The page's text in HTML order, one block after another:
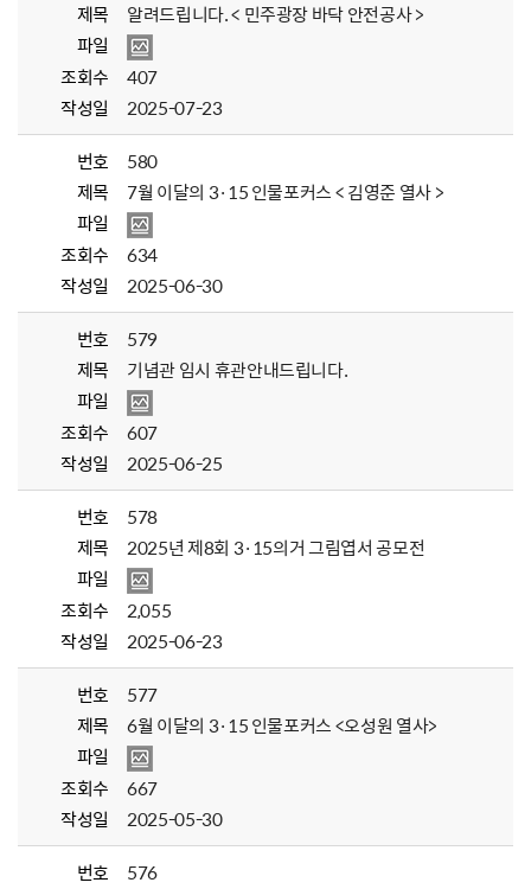
제목
알려드립니다. < 민주광장 바닥 안전공사 >
파일
조회수
407
작성일
2025-07-23
번호
580
제목
7월 이달의 3·15 인물포커스 < 김영준 열사 >
파일
조회수
634
작성일
2025-06-30
번호
579
제목
기념관 임시 휴관안내드립니다.
파일
조회수
607
작성일
2025-06-25
번호
578
제목
2025년 제8회 3·15의거 그림엽서 공모전
파일
조회수
2,055
작성일
2025-06-23
번호
577
제목
6월 이달의 3·15 인물포커스 <오성원 열사>
파일
조회수
667
작성일
2025-05-30
번호
576